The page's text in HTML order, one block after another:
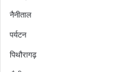
नैनीताल
पर्यटन
पिथौरागढ़